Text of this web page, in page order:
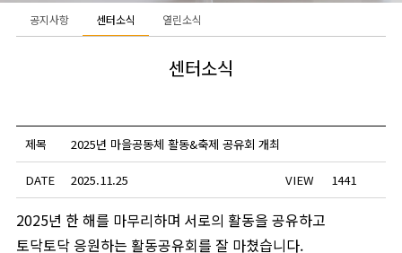
공지사항 센터소식 열린소식
센터소식
제목 2025년 마을공동체 활동&축제 공유회 개최
DATE 2025.11.25 VIEW 1441
2025년 한 해를 마무리하며 서로의 활동을 공유하고
토닥토닥 응원하는 활동공유회를 잘 마쳤습니다.